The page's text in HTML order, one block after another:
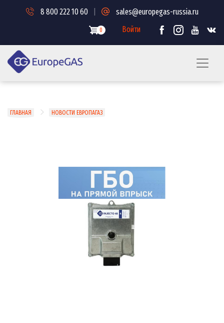
8 800 222 10 60 sales@europegas-russia.ru
0 Войти
Строка
ГЛАВНАЯ НОВОСТИ ЕВРОПАГАЗ